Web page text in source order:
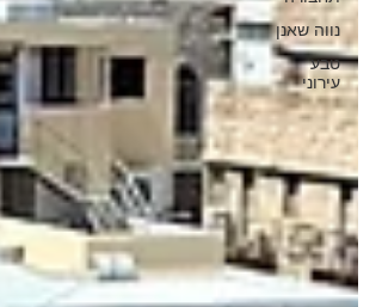
נווה שאנן
טבע
עירוני